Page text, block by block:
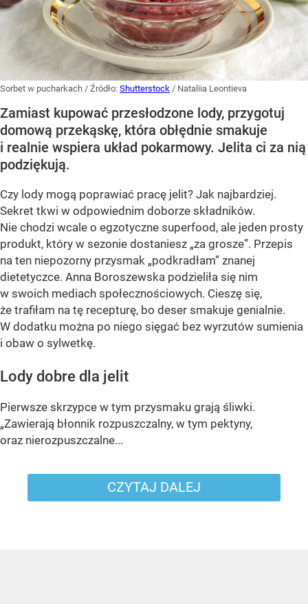
Sorbet w pucharkach / Źródło: Shutterstock / Nataliia Leontieva
Zamiast kupować przesłodzone lody, przygotuj
domową przekąskę, która obłędnie smakuje
i realnie wspiera układ pokarmowy. Jelita ci za nią
podziękują.
Czy lody mogą poprawiać pracę jelit? Jak najbardziej.
Sekret tkwi w odpowiednim doborze składników.
Nie chodzi wcale o egzotyczne superfood, ale jeden prosty
produkt, który w sezonie dostaniesz „za grosze”. Przepis
na ten niepozorny przysmak „podkradłam” znanej
dietetyczce. Anna Boroszewska podzieliła się nim
w swoich mediach społecznościowych. Cieszę się,
że trafiłam na tę recepturę, bo deser smakuje genialnie.
W dodatku można po niego sięgać bez wyrzutów sumienia
i obaw o sylwetkę.
Lody dobre dla jelit
Pierwsze skrzypce w tym przysmaku grają śliwki.
„Zawierają błonnik rozpuszczalny, w tym pektyny,
oraz nierozpuszczalne...
CZYTAJ DALEJ